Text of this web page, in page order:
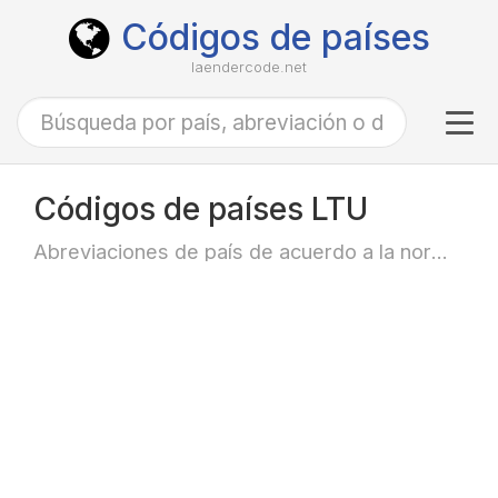
Códigos de países
laendercode.net
Códigos de países LTU
Abreviaciones de país de acuerdo a la norma ISO-3166 alfa-3